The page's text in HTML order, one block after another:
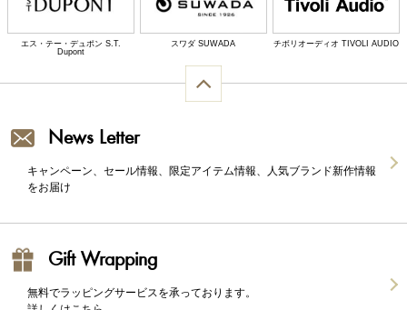
エス・テー・デュポン S.T.
Dupont
スワダ SUWADA チボリオーディオ TIVOLI AUDIO
News Letter
キャンペーン、セール情報、限定アイテム情報、人気ブランド新作情報
をお届け
Gift Wrapping
無料でラッピングサービスを承っております。